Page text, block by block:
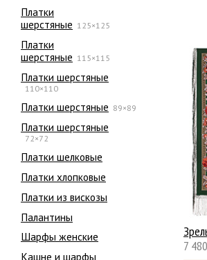
Платки
шерстяные 125×125
Платки
шерстяные 115×115
Платки шерстяные
110×110
Платки шерстяные 89×89
Платки шерстяные
72×72
Платки шелковые
Платки хлопковые
Платки из вискозы
Палантины
Шарфы женские
Кашне и шарфы
7